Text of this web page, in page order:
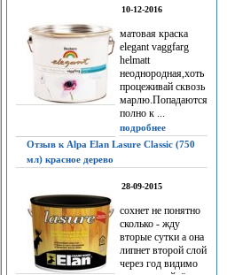
10-12-2016
матовая краска
elegant vaggfarg
helmatt
неоднородная,хоть
процеживай сквозь
марлю.Попадаются
полно к ...
подробнее
Отзыв к Alpa Elan Lasure Classic (750
мл) красное дерево
28-09-2015
сохнет не понятно
сколько - жду
вторые сутки а она
липнет второй слой
через год видимо